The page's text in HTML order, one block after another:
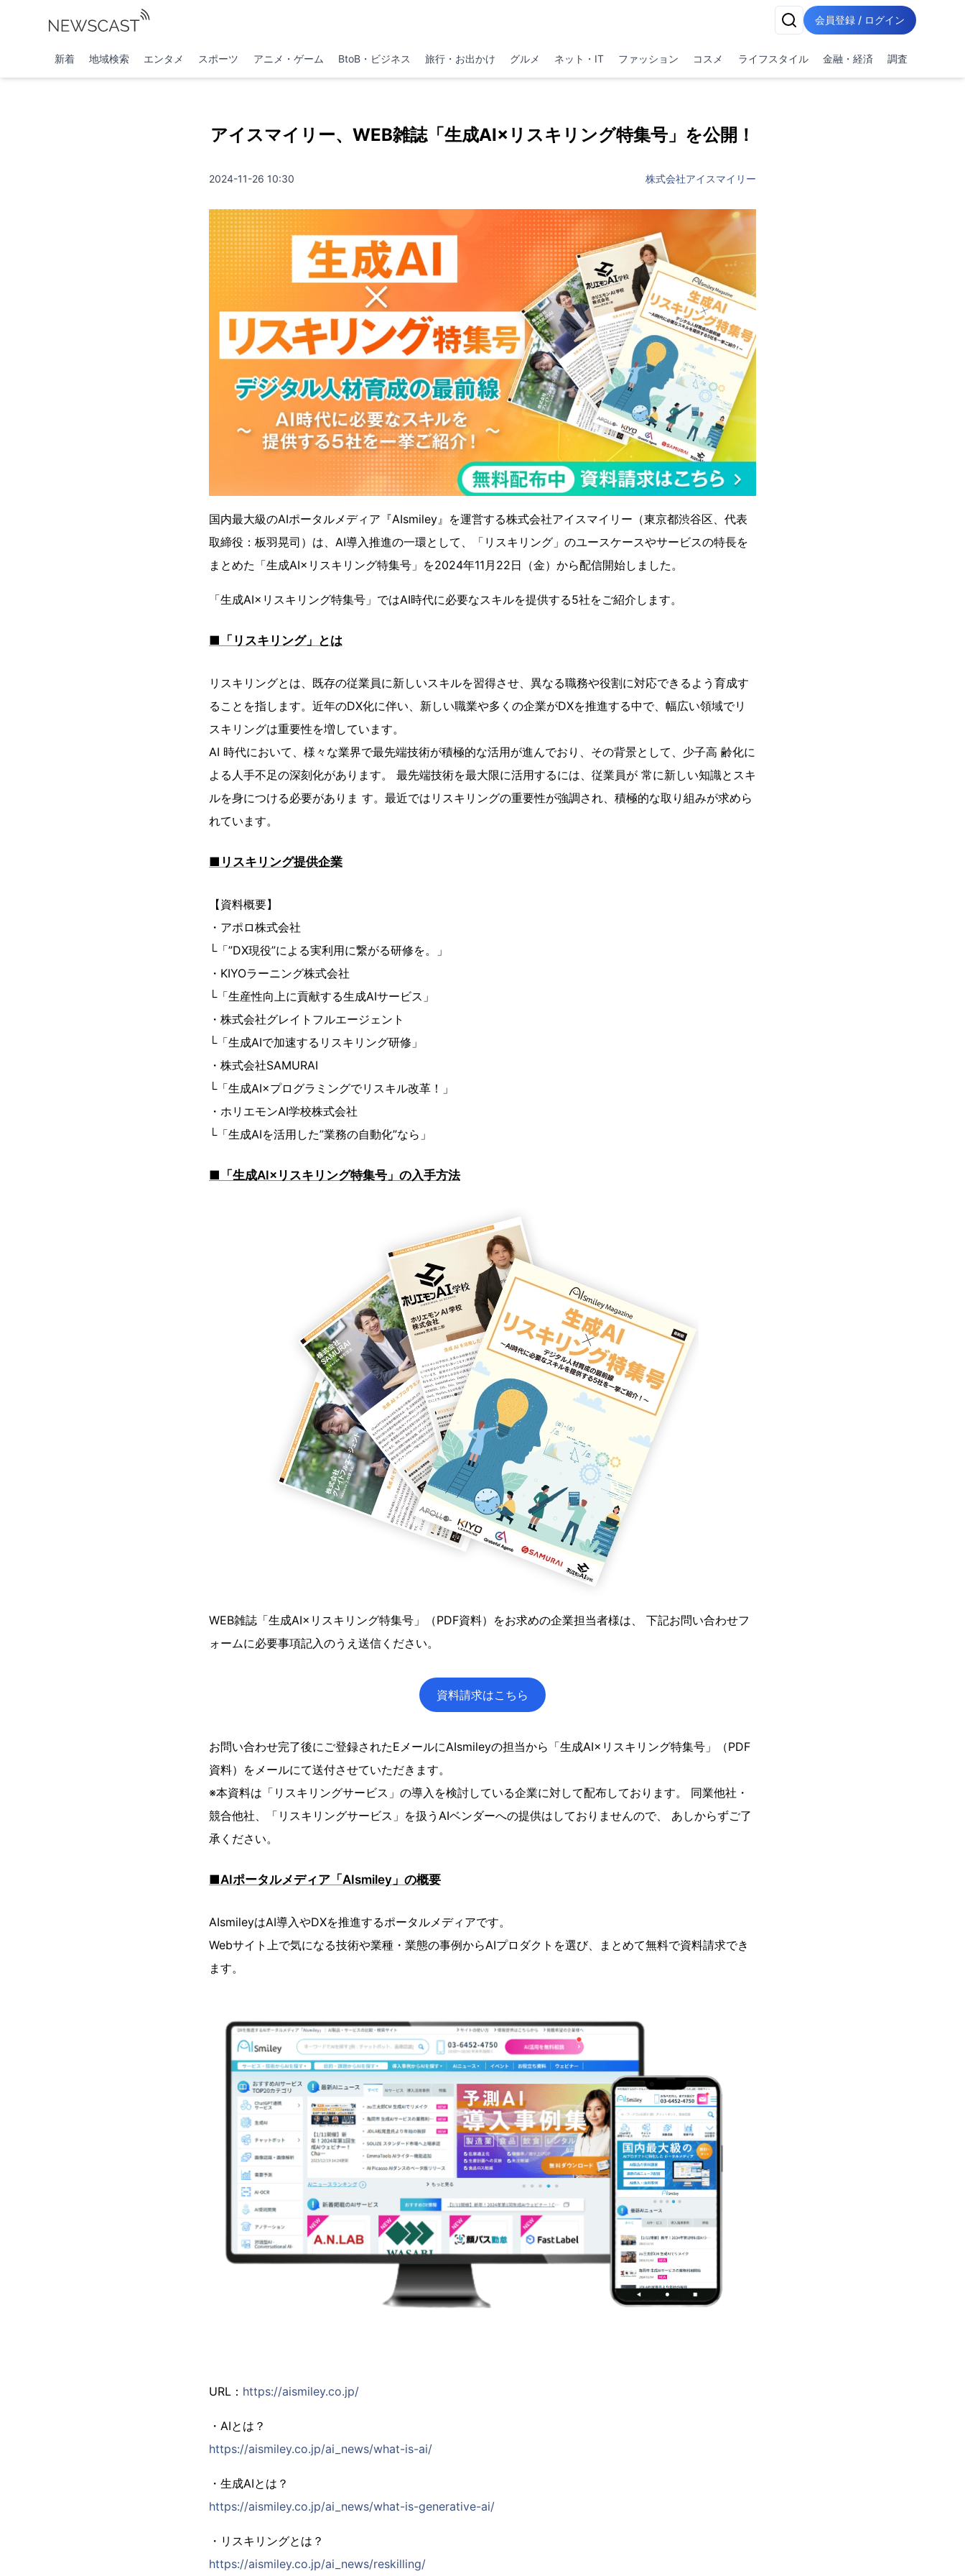
会員登録 / ログイン
新着 地域検索 エンタメ スポーツ アニメ・ゲーム BtoB・ビジネス 旅行・お出かけ グルメ ネット・IT ファッション コスメ ライフスタイル 金融・経済 調査
アイスマイリー、WEB雑誌「生成AI×リスキリング特集号」を公開！
2024-11-26 10:30 株式会社アイスマイリー
国内最大級のAIポータルメディア『AIsmiley』を運営する株式会社アイスマイリー（東京都渋谷区、代表
取締役：板羽晃司）は、AI導入推進の一環として、「リスキリング」のユースケースやサービスの特長を
まとめた「生成AI×リスキリング特集号」を2024年11月22日（金）から配信開始しました。
「生成AI×リスキリング特集号」ではAI時代に必要なスキルを提供する5社をご紹介します。
■「リスキリング」とは
リスキリングとは、既存の従業員に新しいスキルを習得させ、異なる職務や役割に対応できるよう育成す
ることを指します。近年のDX化に伴い、新しい職業や多くの企業がDXを推進する中で、幅広い領域でリ
スキリングは重要性を増しています。
AI 時代において、様々な業界で最先端技術が積極的な活用が進んでおり、その背景として、少子高 齢化に
よる人手不足の深刻化があります。 最先端技術を最大限に活用するには、従業員が 常に新しい知識とスキ
ルを身につける必要がありま す。最近ではリスキリングの重要性が強調され、積極的な取り組みが求めら
れています。
■リスキリング提供企業
【資料概要】
・アポロ株式会社
└「”DX現役”による実利用に繋がる研修を。」
・KIYOラーニング株式会社
└「生産性向上に貢献する生成AIサービス」
・株式会社グレイトフルエージェント
└「生成AIで加速するリスキリング研修」
・株式会社SAMURAI
└「生成AI×プログラミングでリスキル改革！」
・ホリエモンAI学校株式会社
└「生成AIを活用した”業務の自動化”なら」
■「生成AI×リスキリング特集号」の入手方法
WEB雑誌「生成AI×リスキリング特集号」（PDF資料）をお求めの企業担当者様は、 下記お問い合わせフ
ォームに必要事項記入のうえ送信ください。
資料請求はこちら
お問い合わせ完了後にご登録されたEメールにAIsmileyの担当から「生成AI×リスキリング特集号」（PDF
資料）をメールにて送付させていただきます。
※本資料は「リスキリングサービス」の導入を検討している企業に対して配布しております。 同業他社・
競合他社、「リスキリングサービス」を扱うAIベンダーへの提供はしておりませんので、 あしからずご了
承ください。
■AIポータルメディア「AIsmiley」の概要
AIsmileyはAI導入やDXを推進するポータルメディアです。
Webサイト上で気になる技術や業種・業態の事例からAIプロダクトを選び、まとめて無料で資料請求でき
ます。
URL： https://aismiley.co.jp/
・AIとは？
https://aismiley.co.jp/ai_news/what-is-ai/
・生成AIとは？
https://aismiley.co.jp/ai_news/what-is-generative-ai/
・リスキリングとは？
https://aismiley.co.jp/ai_news/reskilling/